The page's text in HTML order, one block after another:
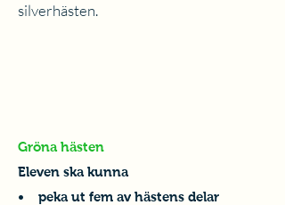
silverhästen.
Gröna hästen
Eleven ska kunna
• peka ut fem av hästens delar